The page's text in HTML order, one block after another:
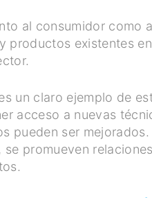
al consumidor como
productos existentes
un claro ejemplo de
acceso a nuevas
pueden ser
promueven